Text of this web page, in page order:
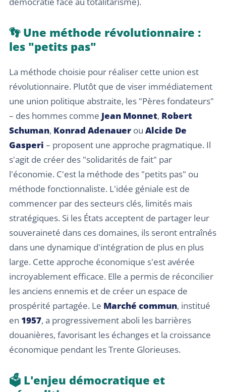
👣 Une méthode révolutionnaire :
les "petits pas"
La méthode choisie pour réaliser cette union est
révolutionnaire. Plutôt que de viser immédiatement
une union politique abstraite, les "Pères fondateurs"
– des hommes comme Jean Monnet, Robert
Schuman, Konrad Adenauer ou Alcide De
Gasperi – proposent une approche pragmatique. Il
s'agit de créer des "solidarités de fait" par
l'économie. C'est la méthode des "petits pas" ou
méthode fonctionnaliste. L'idée géniale est de
commencer par des secteurs clés, limités mais
stratégiques. Si les États acceptent de partager leur
souveraineté dans ces domaines, ils seront entraînés
dans une dynamique d'intégration de plus en plus
large. Cette approche économique s'est avérée
incroyablement efficace. Elle a permis de réconcilier
les anciens ennemis et de créer un espace de
prospérité partagée. Le Marché commun, institué
en 1957, a progressivement aboli les barrières
douanières, favorisant les échanges et la croissance
économique pendant les Trente Glorieuses.
🗳️ L'enjeu démocratique et